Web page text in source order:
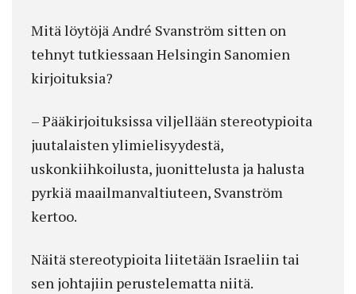
Mitä löytöjä André Svanström sitten on
tehnyt tutkiessaan Helsingin Sanomien
kirjoituksia?
– Pääkirjoituksissa viljellään stereotypioita
juutalaisten ylimielisyydestä,
uskonkiihkoilusta, juonittelusta ja halusta
pyrkiä maailmanvaltiuteen, Svanström
kertoo.
Näitä stereotypioita liitetään Israeliin tai
sen johtajiin perustelematta niitä.